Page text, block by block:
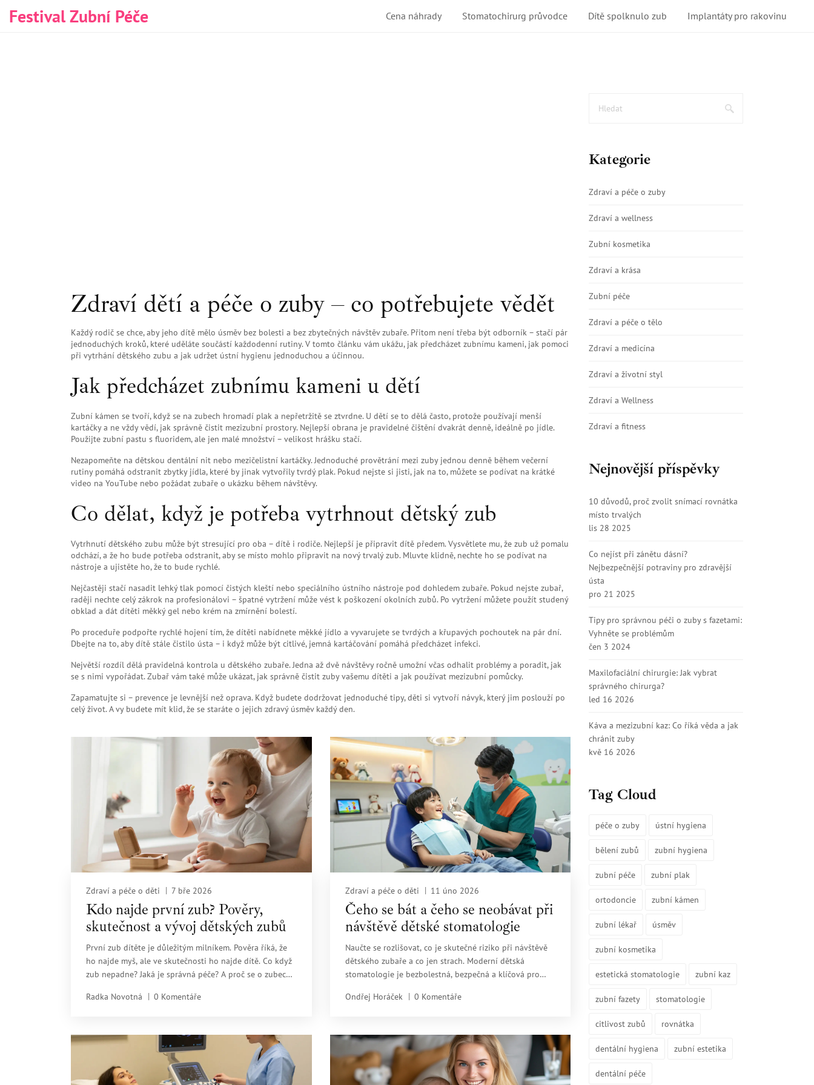
Festival Zubní Péče Cena náhrady Stomatochirurg průvodce Dítě spolknulo zub Implantáty pro rakovinu
Zdraví dětí a péče o zuby – co potřebujete vědět
Každý rodič se chce, aby jeho dítě mělo úsměv bez bolesti a bez zbytečných návštěv zubaře. Přitom není třeba být odborník – stačí pár
jednoduchých kroků, které uděláte součástí každodenní rutiny. V tomto článku vám ukážu, jak předcházet zubnímu kameni, jak pomoci
při vytrhání dětského zubu a jak udržet ústní hygienu jednoduchou a účinnou.
Jak předcházet zubnímu kameni u dětí
Zubní kámen se tvoří, když se na zubech hromadí plak a nepřetržitě se ztvrdne. U dětí se to dělá často, protože používají menší
kartáčky a ne vždy vědí, jak správně čistit mezizubní prostory. Nejlepší obrana je pravidelné čištění dvakrát denně, ideálně po jídle.
Použijte zubní pastu s fluoridem, ale jen malé množství – velikost hrášku stačí.
Nezapomeňte na dětskou dentální nit nebo mezičelistní kartáčky. Jednoduché provětrání mezi zuby jednou denně během večerní
rutiny pomáhá odstranit zbytky jídla, které by jinak vytvořily tvrdý plak. Pokud nejste si jisti, jak na to, můžete se podívat na krátké
video na YouTube nebo požádat zubaře o ukázku během návštěvy.
Co dělat, když je potřeba vytrhnout dětský zub
Vytrhnutí dětského zubu může být stresující pro oba – dítě i rodiče. Nejlepší je připravit dítě předem. Vysvětlete mu, že zub už pomalu
odchází, a že ho bude potřeba odstranit, aby se místo mohlo připravit na nový trvalý zub. Mluvte klidně, nechte ho se podívat na
nástroje a ujistěte ho, že to bude rychlé.
Nejčastěji stačí nasadit lehký tlak pomocí čistých kleští nebo speciálního ústního nástroje pod dohledem zubaře. Pokud nejste zubař,
raději nechte celý zákrok na profesionálovi – špatné vytržení může vést k poškození okolních zubů. Po vytržení můžete použít studený
obklad a dát dítěti měkký gel nebo krém na zmírnění bolestí.
Po proceduře podpořte rychlé hojení tím, že dítěti nabídnete měkké jídlo a vyvarujete se tvrdých a křupavých pochoutek na pár dní.
Dbejte na to, aby dítě stále čistilo ústa – i když může být citlivé, jemná kartáčování pomáhá předcházet infekci.
Největší rozdíl dělá pravidelná kontrola u dětského zubaře. Jedna až dvě návštěvy ročně umožní včas odhalit problémy a poradit, jak
se s nimi vypořádat. Zubař vám také může ukázat, jak správně čistit zuby vašemu dítěti a jak používat mezizubní pomůcky.
Zapamatujte si – prevence je levnější než oprava. Když budete dodržovat jednoduché tipy, děti si vytvoří návyk, který jim poslouží po
celý život. A vy budete mít klid, že se staráte o jejich zdravý úsměv každý den.
Zdraví a péče o děti 7 bře 2026
Kdo najde první zub? Pověry,
skutečnost a vývoj dětských zubů
První zub dítěte je důležitým milníkem. Pověra říká, že
ho najde myš, ale ve skutečnosti ho najde dítě. Co když
zub nepadne? Jaká je správná péče? A proč se o zubech
Radka Novotná
0 Komentáře
Zdraví a péče o děti 11 úno 2026
Čeho se bát a čeho se neobávat při
návštěvě dětské stomatologie
Naučte se rozlišovat, co je skutečné riziko při návštěvě
dětského zubaře a co jen strach. Moderní dětská
stomatologie je bezbolestná, bezpečná a klíčová pro
vážným problémům.
Ondřej Horáček 0 Komentáře
Kategorie
Zdraví a péče o zuby
Zdraví a wellness
Zubní kosmetika
Zdraví a krása
Zubní péče
Zdraví a péče o tělo
Zdraví a medicína
Zdraví a životní styl
Zdraví a Wellness
Zdraví a fitness
Nejnovější příspěvky
10 důvodů, proč zvolit snímací rovnátka
místo trvalých
lis 28 2025
Co nejíst při zánětu dásní?
Nejbezpečnější potraviny pro zdravější
ústa
pro 21 2025
Tipy pro správnou péči o zuby s fazetami:
Vyhněte se problémům
čen 3 2024
Maxilofaciální chirurgie: Jak vybrat
správného chirurga?
led 16 2026
Káva a mezizubní kaz: Co říká věda a jak
chránit zuby
kvě 16 2026
Tag Cloud
péče o zuby ústní hygiena
bělení zubů zubní hygiena
zubní péče zubní plak
ortodoncie zubní kámen
zubní lékař úsměv
zubní kosmetika
estetická stomatologie zubní kaz
zubní fazety stomatologie
citlivost zubů rovnátka
dentální hygiena zubní estetika
dentální péče